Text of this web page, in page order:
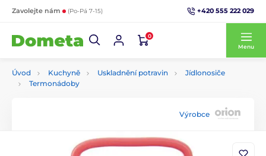
Zavolejte nám (Po-Pá 7-15) +420 555 222 029
0
Menu
Úvod Kuchyně Uskladnění potravin
Jídlonosiče
Termonádoby
Výrobce